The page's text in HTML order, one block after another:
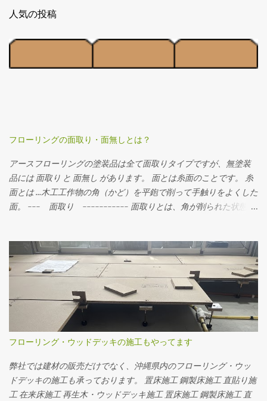
人気の投稿
フローリングの面取り・面無しとは？
アースフローリングの塗装品は全て面取りタイプですが、無塗装
品には 面取り と 面無し があります。 面とは糸面のことです。 糸
面とは …木工工作物の角（かど）を平鉋で削って手触りをよくした
面。 --- 面取り ----------- 面取りとは、角が削られた状態。
ます。 --- 面無し ----------- 面無しとは、角がそのままの状
態。 フローリングを並べると隙間がありません。横から見るとこ
んな感じ。 角がそのまま残っています。 面無しの無垢フローリン
グを施工するときは、まずはお部屋全体にフローリングを貼り、
貼り終わった後発生した目違いをなくすために、ドラムサンダー
やディスクサンダーでフローリングの表面を研磨して平らにした
後、それぞれの好みの塗装で仕上げます。 日本では一般的に面取
りのフローリングが好まれているようです。 一方で海外や、沖縄
では面無しのフローリングが多く使われています。 お問い合わせ
｜アースフローリング
フローリング・ウッドデッキの施工もやってます
弊社では建材の販売だけでなく、沖縄県内のフローリング・ウッ
ドデッキの施工も承っております。 置床施工 鋼製床施工 直貼り施
工 在来床施工 再生木・ウッドデッキ施工 置床施工 鋼製床施工 直